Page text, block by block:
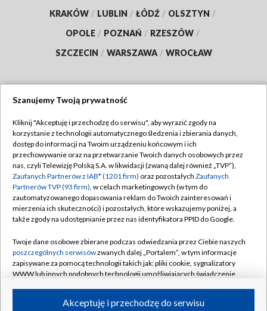
KRAKÓW / LUBLIN / ŁÓDŹ / OLSZTYN /
OPOLE / POZNAŃ / RZESZÓW /
SZCZECIN / WARSZAWA / WROCŁAW
TVP
Abonament TVP
Emisja w TVP
Centrum informacji TVP
Naziemna Telewizja Cyfrowa
Rada Programowa
System NOS
Informacje o nadawcy
Program dla prasy
Regulamin TVP
Polityka prywatności
Moje zgody
Pomoc
Kontakt
Kanały
Szanujemy Twoją prywatność
Kliknij "Akceptuję i przechodzę do serwisu", aby wyrazić zgody na
korzystanie z technologii automatycznego śledzenia i zbierania danych,
dostęp do informacji na Twoim urządzeniu końcowym i ich
przechowywanie oraz na przetwarzanie Twoich danych osobowych przez
nas, czyli Telewizję Polską S.A. w likwidacji (zwaną dalej również „TVP”),
Zaufanych Partnerów z IAB* (1201 firm) oraz pozostałych Zaufanych
Partnerów TVP (93 firm), w celach marketingowych (w tym do
zautomatyzowanego dopasowania reklam do Twoich zainteresowań i
mierzenia ich skuteczności) i pozostałych, które wskazujemy poniżej, a
także zgody na udostępnianie przez nas identyfikatora PPID do Google.
Twoje dane osobowe zbierane podczas odwiedzania przez Ciebie naszych
poszczególnych serwisówzwanych dalej „Portalem”, w tym informacje
zapisywane za pomocą technologii takich jak: pliki cookie, sygnalizatory
WWW lub innych podobnych technologii umożliwiających świadczenie
ruchu w Internecie.Akceptuję i przechodzę do serwisu